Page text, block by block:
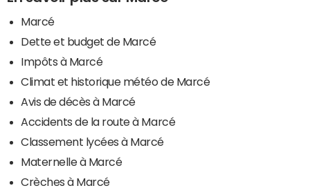
Marcé
Dette et budget de Marcé
Impôts à Marcé
Climat et historique météo de Marcé
Avis de décès à Marcé
Accidents de la route à Marcé
Classement lycées à Marcé
Maternelle à Marcé
Crèches à Marcé